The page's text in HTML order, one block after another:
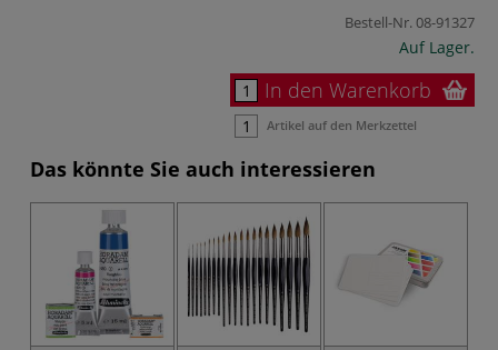
Bestell-Nr.08-91327
Auf Lager.
In den Warenkorb
Artikel auf den Merkzettel
Das könnte Sie auch interessieren